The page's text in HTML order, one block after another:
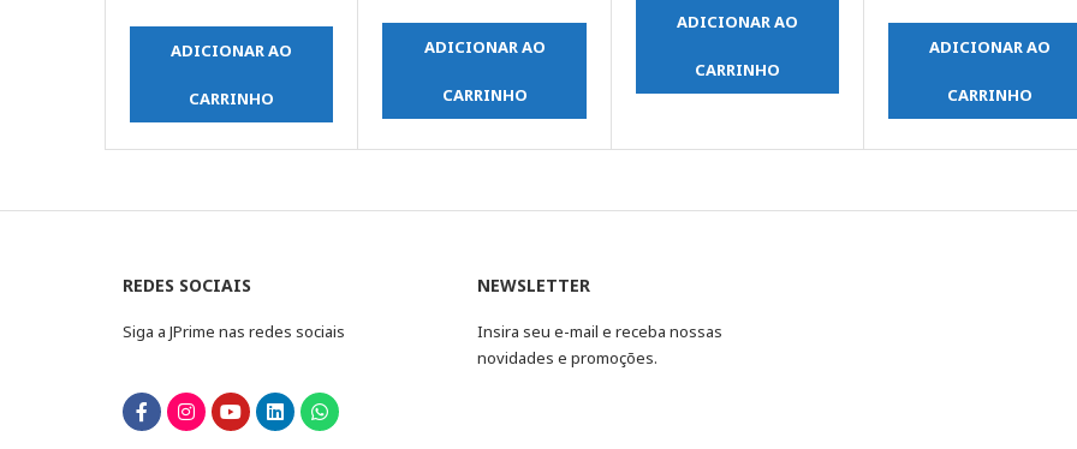
ADICIONAR AO
CARRINHO
ADICIONAR AO
CARRINHO
ADICIONAR AO
CARRINHO
ADICIONAR AO
CARRINHO
REDES SOCIAIS
Siga a JPrime nas redes sociais
NEWSLETTER
Insira seu e-mail e receba nossas
novidades e promoções.